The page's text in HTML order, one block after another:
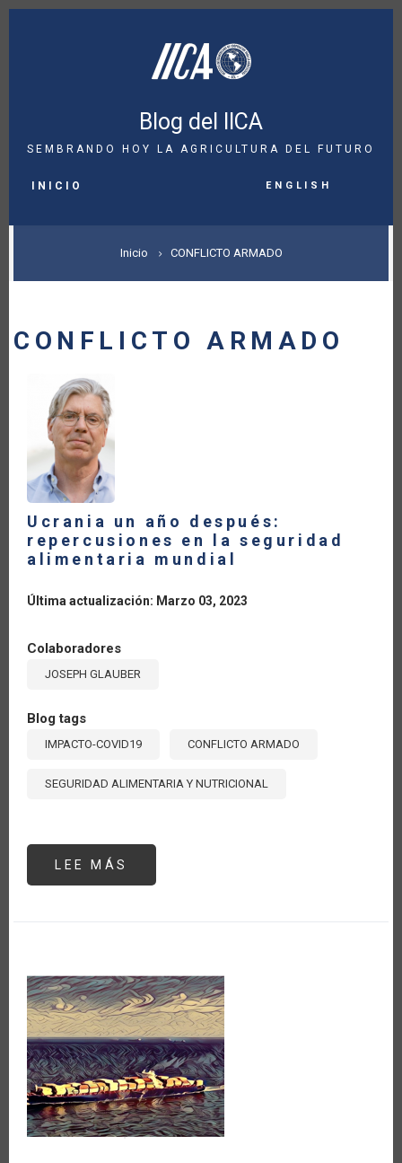
Pasar
Blog del IICA
SEMBRANDO HOY LA AGRICULTURA DEL FUTURO
NAVIGATION
INICIO English
SOBRESCRIBIR
ENLACES
AYUDA
LA
NAVEGACIÓN
Inicio CONFLICTO ARMADO
CONFLICTO ARMADO
Ucrania un año después:
repercusiones en la seguridad
alimentaria mundial
Última actualización: Marzo 03, 2023
Colaboradores
JOSEPH GLAUBER
Blog tags
IMPACTO-COVID19 CONFLICTO ARMADO
SEGURIDAD ALIMENTARIA Y NUTRICIONAL
LEE MÁS
UN
ALIMENTARIA
MUNDIAL